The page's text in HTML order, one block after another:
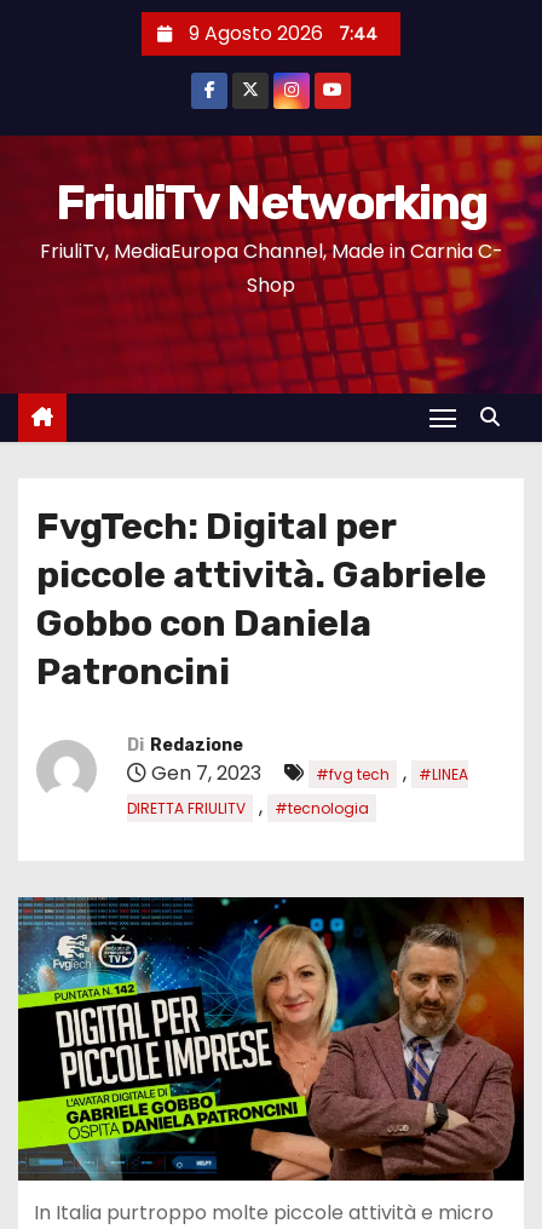
9 Agosto 2026 7:44
FriuliTv Networking
FriuliTv, MediaEuropa Channel, Made in Carnia C-
Shop
FvgTech: Digital per
piccole attività. Gabriele
Gobbo con Daniela
Patroncini
Di Redazione
Gen 7, 2023 #fvg tech ,
#LINEA
DIRETTA FRIULITV
, #tecnologia
In Italia purtroppo molte piccole attività e micro